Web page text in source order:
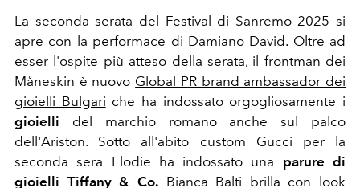
La seconda serata del Festival di Sanremo 2025 si
apre con la performace di Damiano David. Oltre ad
esser l'ospite più atteso della serata, il frontman dei
Måneskin è nuovo Global PR brand ambassador dei
gioielli Bulgari che ha indossato orgogliosamente i
gioielli del marchio romano anche sul palco
dell'Ariston. Sotto all'abito custom Gucci per la
seconda sera Elodie ha indossato una parure di
gioielli Tiffany & Co.Bianca Balti brilla con look